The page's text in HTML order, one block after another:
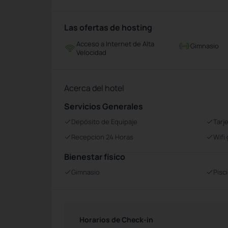
Las ofertas de hosting
Acceso a Internet de Alta
Velocidad
Gimnasio
Acerca del hotel
Servicios Generales
Depósito de Equipaje
Recepcion 24 Horas
Wifi
Bienestar físico
Gimnasio
Horarios de Check-in